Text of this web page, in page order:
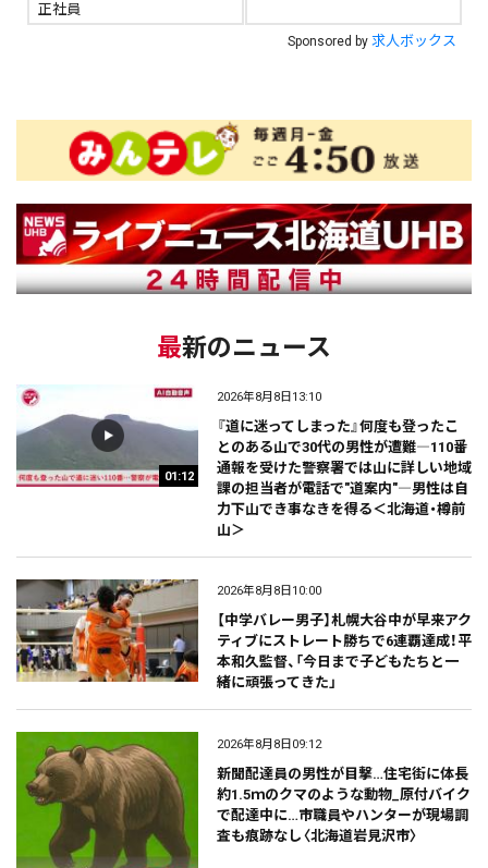
正社員
Sponsored by 求人ボックス
最新のニュース
01:12
2026年8月8日13:10
『道に迷ってしまった』何度も登ったこ
とのある山で30代の男性が遭難―110番
通報を受けた警察署では山に詳しい地域
課の担当者が電話で"道案内"―男性は自
力下山でき事なきを得る＜北海道・樽前
山＞
2026年8月8日10:00
【中学バレー男子】札幌大谷中が早来アク
ティブにストレート勝ちで6連覇達成！平
本和久監督、「今日まで子どもたちと一
緒に頑張ってきた」
2026年8月8日09:12
新聞配達員の男性が目撃…住宅街に体長
約1.5ｍのクマのような動物_原付バイク
で配達中に…市職員やハンターが現場調
査も痕跡なし〈北海道岩見沢市〉